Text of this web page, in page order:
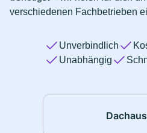
verschiedenen Fachbetrieben
Unverbindlich
Unabhängig